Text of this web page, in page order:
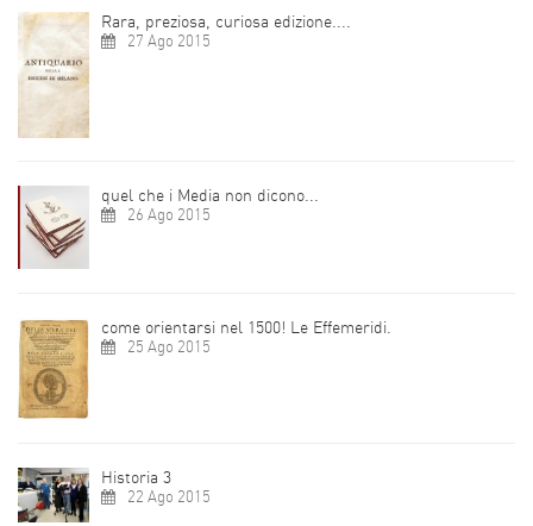
Rara, preziosa, curiosa edizione....
27 Ago 2015
quel che i Media non dicono...
26 Ago 2015
come orientarsi nel 1500! Le Effemeridi.
25 Ago 2015
Historia 3
22 Ago 2015